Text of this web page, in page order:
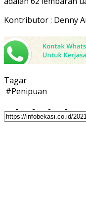
Kontributor : Denny
Tagar
#Penipuan